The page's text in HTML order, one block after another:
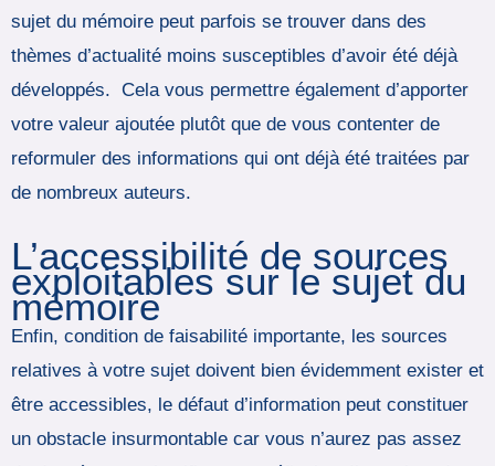
sujet du mémoire peut parfois se trouver dans des
thèmes d’actualité moins susceptibles d’avoir été déjà
développés. Cela vous permettre également d’apporter
votre valeur ajoutée plutôt que de vous contenter de
reformuler des informations qui ont déjà été traitées par
de nombreux auteurs.
L’accessibilité de sources
exploitables sur le sujet du
mémoire
Enfin, condition de faisabilité importante, les sources
relatives à votre sujet doivent bien évidemment exister et
être accessibles, le défaut d’information peut constituer
un obstacle insurmontable car vous n’aurez pas assez